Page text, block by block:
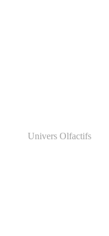
Univers Olfactifs